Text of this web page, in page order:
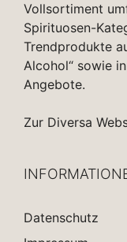
Vollsortiment
Spirituosen-
Trendprodukte
Alcohol“ sowie
Angebote.
Zur Diversa
Datenschutz